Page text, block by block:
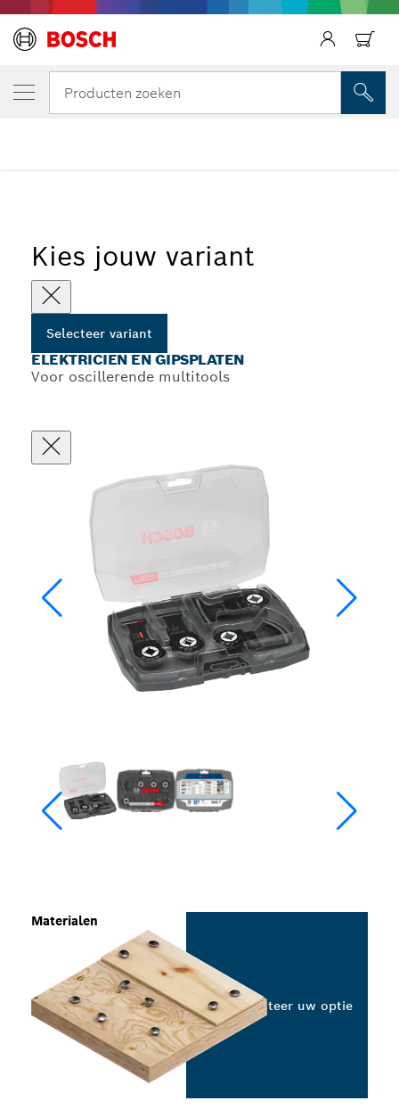
Producten zoeken
Kies jouw variant
Selecteer variant
ELEKTRICIEN EN GIPSPLATEN
Voor oscillerende multitools
Materialen
Selecteer uw optie
JOUW GESELECTEERDE VARIANT
Elektricien en gipsplaten